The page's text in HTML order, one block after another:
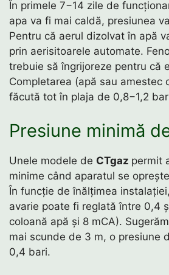
În primele 7−14 zile de
apa va fi mai caldă, presiunea
Pentru că aerul dizolvat în apă
prin aerisitoarele automate.
trebuie să îngrijoreze pentru că
Completarea (apă sau amestec
făcută tot în plaja de 0,8−1,2
Presiune minimă
Unele modele de CTgaz permit
minime când aparatul se
În funcție de înălțimea
avarie poate fi reglată între 0,4
coloană apă și 8 mCA).
mai scunde de 3 m, o presiune
0,4 bari.